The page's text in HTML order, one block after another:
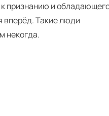
признанию и
вперёд. Такие люди
некогда.